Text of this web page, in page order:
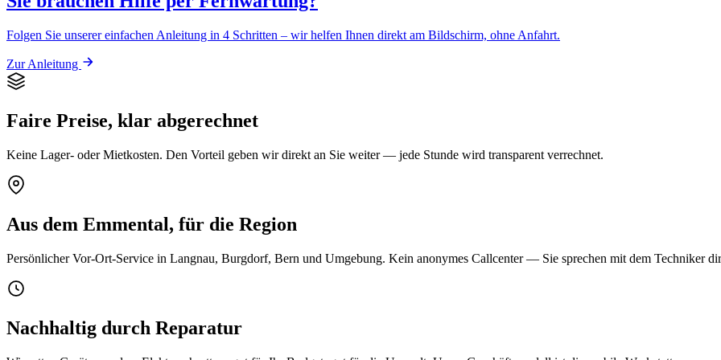
Folgen Sie unserer einfachen Anleitung in 4 Schritten – wir helfen Ihnen direkt am Bildschirm, ohne Anfahrt.
Zur Anleitung
Faire Preise, klar abgerechnet
Keine Lager- oder Mietkosten. Den Vorteil geben wir direkt an Sie weiter — jede Stunde wird transparent verrechnet.
Aus dem Emmental, für die Region
Persönlicher Vor-Ort-Service in Langnau, Burgdorf, Bern und Umgebung. Kein anonymes Callcenter — Sie sprechen mit dem Techniker
Nachhaltig durch Reparatur